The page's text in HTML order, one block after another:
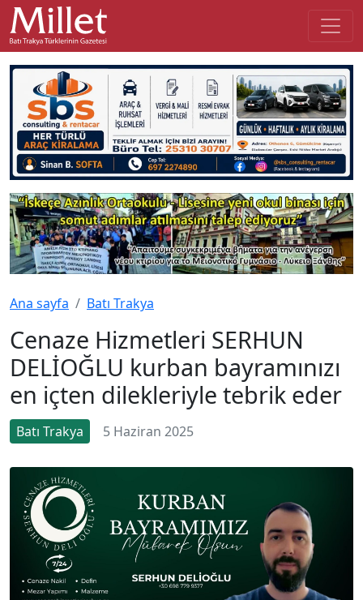
Ana sayfa Batı Trakya
Cenaze Hizmetleri SERHUN
DELİOĞLU kurban bayramınızı
en içten dilekleriyle tebrik eder
Batı Trakya 5 Haziran 2025